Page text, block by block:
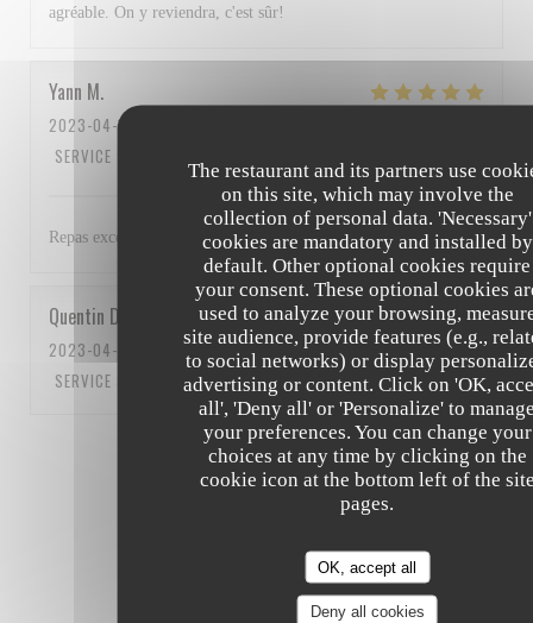
The restaurant and its partners use
on this site, which may involve the
collection of personal data. 'Necessary'
cookies are mandatory and installed by
default. Other optional cookies require
your consent. These optional cookies
used to analyze your browsing,
site audience, provide features (e.g.,
to social networks) or display
advertising or content. Click on 'OK,
all', 'Deny all' or 'Personalize' to
your preferences. You can change your
choices at any time by clicking on the
cookie icon at the bottom left of the
pages.
OK, accept all
Deny all cookies
agréable. On y reviendra, c'est sûr!
Yann M
2023-04-15
SERVICE
Repas excellent et personnel au top Bravo à tous
Quentin D
2023-04-15
- 12:15 - GUESTS 5
SERVICE
AMBIANCE: 5/5 FOOD: 5/5 VALUE: 5/5
1 2 3